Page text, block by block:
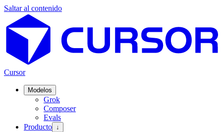
Saltar al contenido
Cursor
Modelos
Grok
Composer
Evals
Producto ↓